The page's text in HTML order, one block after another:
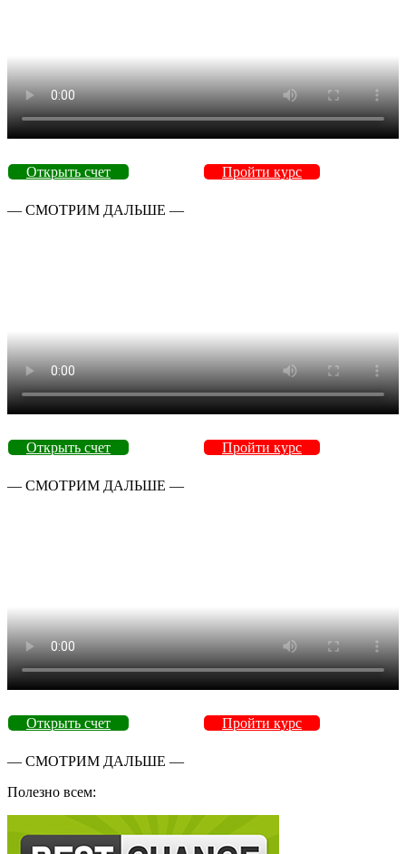
Открыть счет Пройти курс
— СМОТРИМ ДАЛЬШЕ —
Открыть счет Пройти курс
— СМОТРИМ ДАЛЬШЕ —
Открыть счет Пройти курс
— СМОТРИМ ДАЛЬШЕ —
Полезно всем: